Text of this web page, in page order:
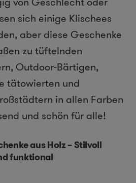
sich einige Klischees
aber diese Geschenke
zu tüftelnden
Outdoor-Bärtigen,
tätowierten und
in allen Farben
und schön für alle!
aus Holz – Stilvoll
funktional